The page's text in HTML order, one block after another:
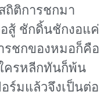
ถิติการชกมา
สู้ ชักดิ้นชักงอแค่
รชกของหมอก็คือ
ครหลีกทันก็พ้น
ร์มแล้วจึงเป็นต่อ